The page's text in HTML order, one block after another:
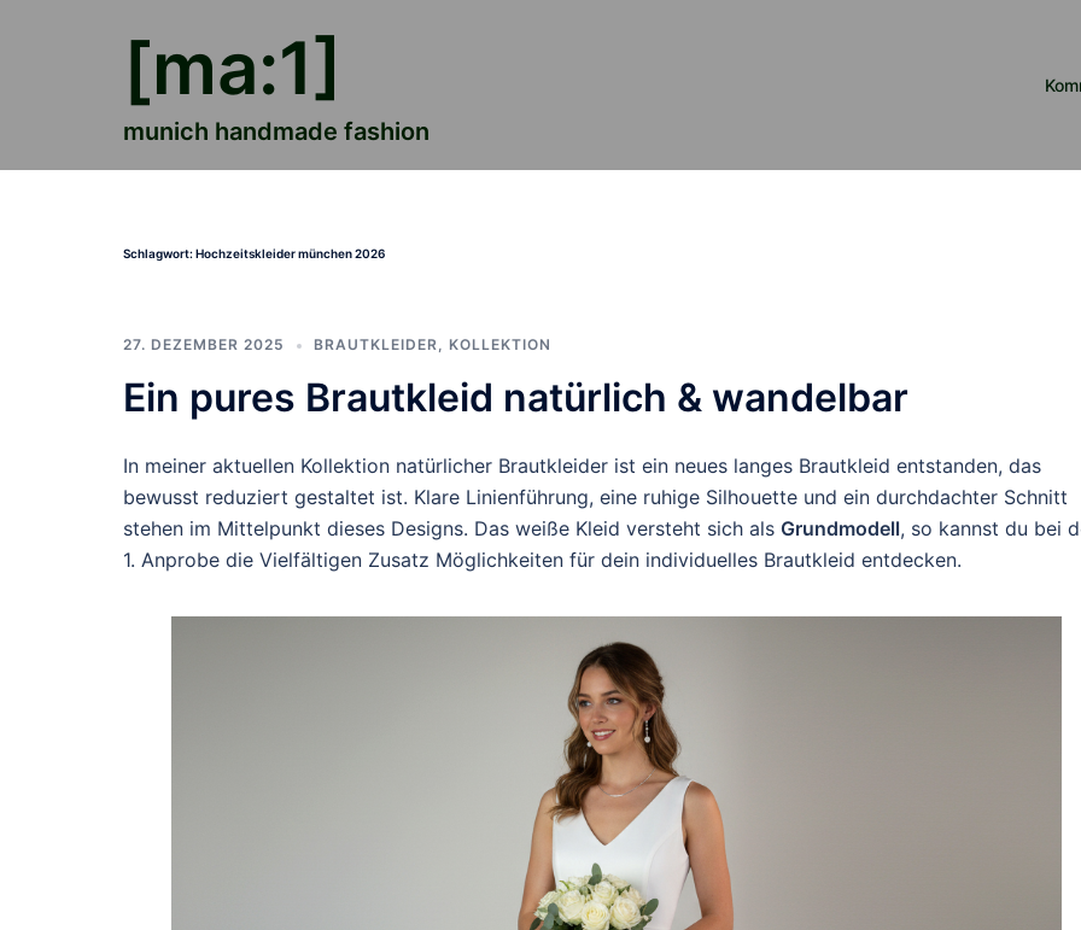
[ma:1]
munich handmade fashion
Schlagwort:Hochzeitskleider münchen 2026
27. DEZEMBER 2025 BRAUTKLEIDER, KOLLEKTION
Ein pures Brautkleid natürlich & wandelbar
In meiner aktuellen Kollektion natürlicher Brautkleider ist ein neues langes Brautkleid entstanden, das
bewusst reduziert gestaltet ist. Klare Linienführung, eine ruhige Silhouette und ein durchdachter Schnitt
stehen im Mittelpunkt dieses Designs. Das weiße Kleid versteht sich als Grundmodell, so kannst du bei
1. Anprobe die Vielfältigen Zusatz Möglichkeiten für dein individuelles Brautkleid entdecken.